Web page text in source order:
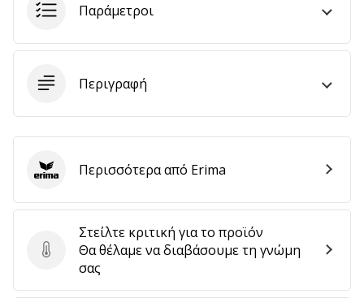
Εμφάνιση
όλων
άρθρων
Παράμετροι
Περιγραφή
Στείλτε κριτική για το προϊόν
Στείλτε κριτική για το προϊόν
Θα θέλαμε να διαβάσουμε τη γνώμη
σας
ErimaΠερισσότερα από Erima